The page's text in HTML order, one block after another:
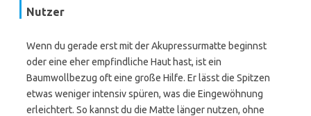
Nutzer
Wenn du gerade erst mit der Akupressurmatte beginnst
oder eine eher empfindliche Haut hast, ist ein
Baumwollbezug oft eine große Hilfe. Er lässt die Spitzen
etwas weniger intensiv spüren, was die Eingewöhnung
erleichtert. So kannst du die Matte länger nutzen, ohne